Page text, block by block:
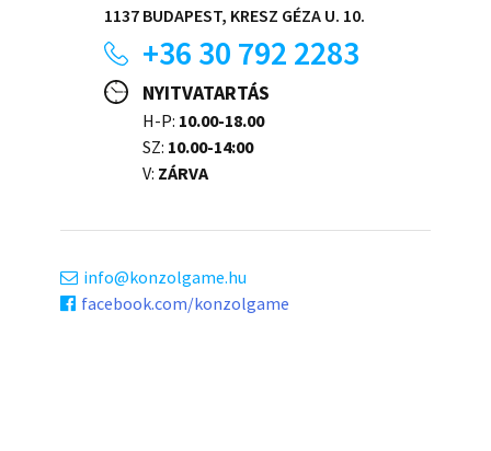
1137 BUDAPEST, KRESZ GÉZA U. 10.
+36 30 792 2283
NYITVATARTÁS
H-P: 10.00-18.00
SZ: 10.00-14:00
V: ZÁRVA
info
konzolgame.hu
facebook.com/konzolgame